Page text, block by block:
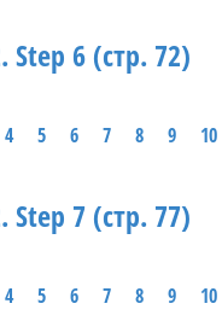
Step 6 (стр. 72)
4 5 6 7 8 9 10
Step 7 (стр. 77)
4 5 6 7 8 9 10